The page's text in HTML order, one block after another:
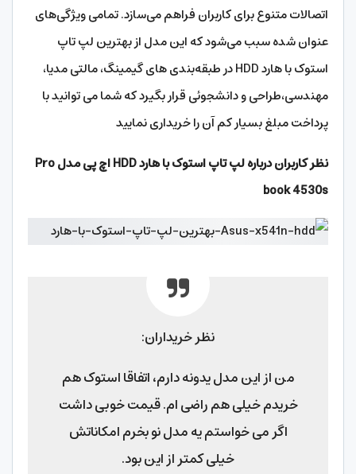
اتصالات متنوع برای کاربران فراهم می‌سازد. تمامی ویژگی‌های
عنوان شده سبب می‌شود که این مدل از بهترین لپ تاپ
استوک با هارد HDD در طبقه‌بندی‌ های گیمینگ، مالتی مدیا،
مهندسی،طراحی و دانشجوئی قرار بگیرد که شما می توانید با
پرداخت مبلغ بسیار کم آن را خریداری نمایید
نظر کاربران درباره لپ تاپ استوک با هارد HDD اچ پی مدل Pro
book 4530s
نظر خریداران:
من از این مدل یدونه دارم، اتفاقا استوک هم
خریدم خیلی هم راضی ام. قیمت خوبی داشت
اگر می خواستم یه مدل نو بخرم امکاناتش
خیلی کمتر از این بود.